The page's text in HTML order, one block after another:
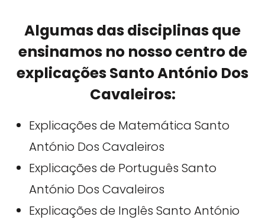
Algumas das disciplinas que
ensinamos no nosso centro de
explicações Santo António Dos
Cavaleiros:
Explicações de Matemática Santo
António Dos Cavaleiros
Explicações de Português Santo
António Dos Cavaleiros
Explicações de Inglês Santo António